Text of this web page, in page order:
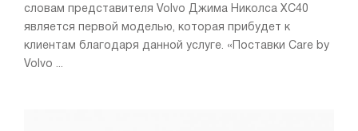
словам представителя Volvo Джима Николса XC40
является первой моделью, которая прибудет к
клиентам благодаря данной услуге. «Поставки Care by
Volvo ...